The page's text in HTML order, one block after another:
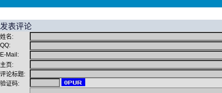
发表评论
姓名:
QQ:
E-Mail:
主页:
评论标题:
验证码: